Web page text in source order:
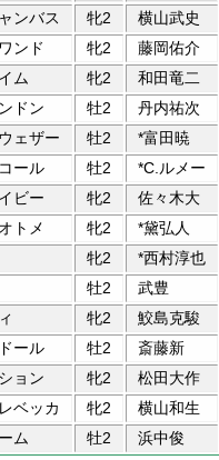
ンバス 牝2
横山武史
ンド 牝2
藤岡佑介
ム 牝2
和田竜二
ドン 牡2
丹内祐次
ェザー 牡2
*富田暁
ール 牡2
*C.ルメー
ビー 牝2
佐々木大
トメ 牝2
*黛弘人
牝2
*西村淳也
牡2
武豊
牝2
鮫島克駿
ール 牡2
斎藤新
ョン 牝2
松田大作
ベッカ 牝2
横山和生
ム 牡2 浜中俊